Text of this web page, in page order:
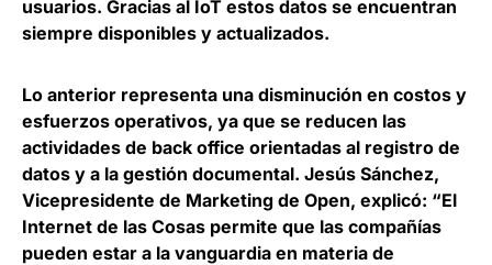
usuarios. Gracias al IoT estos datos se encuentran
siempre disponibles y actualizados.
Lo anterior representa una disminución en costos y
esfuerzos operativos, ya que se reducen las
actividades de back office orientadas al registro de
datos y a la gestión documental. Jesús Sánchez,
Vicepresidente de Marketing de Open, explicó: “El
Internet de las Cosas permite que las compañías
pueden estar a la vanguardia en materia de